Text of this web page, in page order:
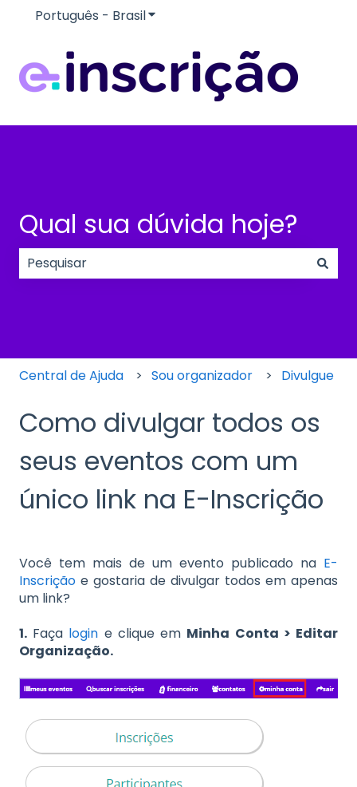
Português - BrasilMostrar submenu para traduções
Qual sua dúvida hoje?
Central de Ajuda Sou organizador Divulgue
Como divulgar todos os
seus eventos com um
único link na E-Inscrição
Você tem mais de um evento publicado na E-
Inscrição e gostaria de divulgar todos em apenas
um link?
1. Faça login e clique em Minha Conta > Editar
Organização.